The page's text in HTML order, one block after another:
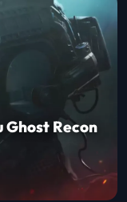
Ghost Recon